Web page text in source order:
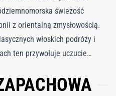
świeżość
z orientalną zmysłowością.
włoskich podróży i
ten przywołuje uczucie
wodach, w otoczeniu elegancji
blaskiem kwiatów cytryny i